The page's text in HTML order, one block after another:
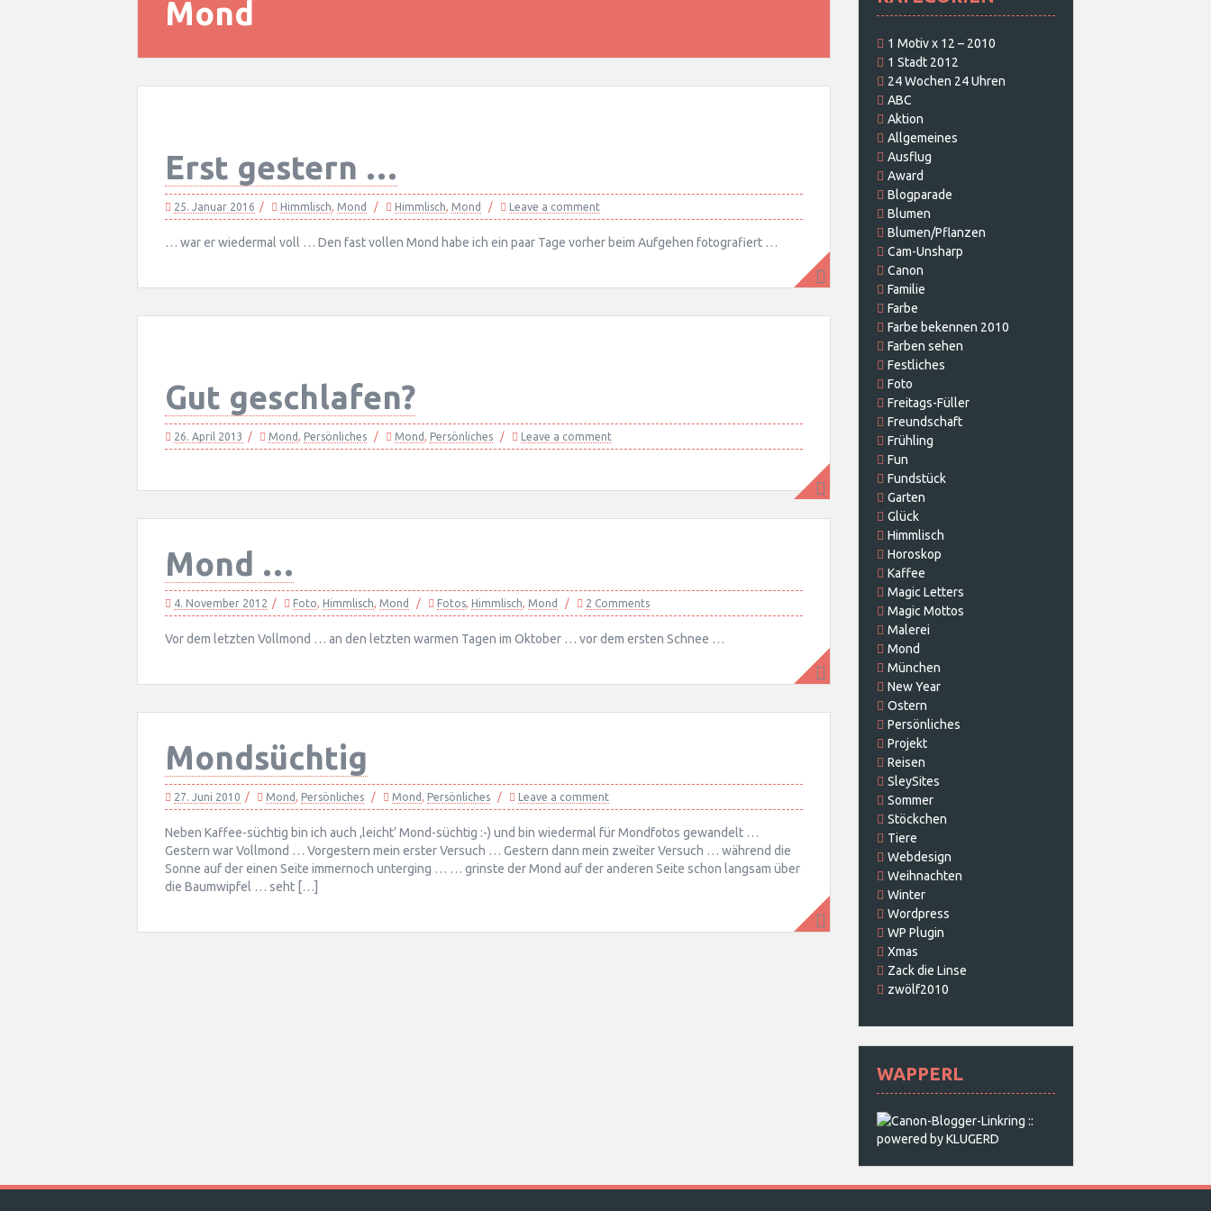
Mond
Erst gestern …
25. Januar 2016 Himmlisch, Mond Himmlisch, Mond Leave a comment
… war er wiedermal voll … Den fast vollen Mond habe ich ein paar Tage vorher beim Aufgehen fotografiert …
Gut geschlafen?
26. April 2013 Mond, Persönliches Mond, Persönliches Leave a comment
Mond …
4. November 2012 Foto, Himmlisch, Mond Fotos, Himmlisch, Mond 2 Comments
Vor dem letzten Vollmond … an den letzten warmen Tagen im Oktober … vor dem ersten Schnee …
Mondsüchtig
27. Juni 2010 Mond, Persönliches Mond, Persönliches Leave a comment
Neben Kaffee-süchtig bin ich auch ‚leicht‘ Mond-süchtig :-) und bin wiedermal für Mondfotos gewandelt …
Gestern war Vollmond … Vorgestern mein erster Versuch … Gestern dann mein zweiter Versuch … während die
Sonne auf der einen Seite immernoch unterging … … grinste der Mond auf der anderen Seite schon langsam über
die Baumwipfel … seht […]
1 Motiv x 12 – 2010
1 Stadt 2012
24 Wochen 24 Uhren
ABC
Aktion
Allgemeines
Ausflug
Award
Blogparade
Blumen
Blumen/Pflanzen
Cam-Unsharp
Canon
Familie
Farbe
Farbe bekennen 2010
Farben sehen
Festliches
Foto
Freitags-Füller
Freundschaft
Frühling
Fun
Fundstück
Garten
Glück
Himmlisch
Horoskop
Kaffee
Magic Letters
Magic Mottos
Malerei
Mond
München
New Year
Ostern
Persönliches
Projekt
Reisen
SleySites
Sommer
Stöckchen
Tiere
Webdesign
Weihnachten
Winter
Wordpress
WP Plugin
Xmas
Zack die Linse
zwölf2010
WAPPERL